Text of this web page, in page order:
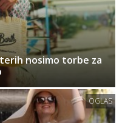
nosimo torbe za
OGLAS